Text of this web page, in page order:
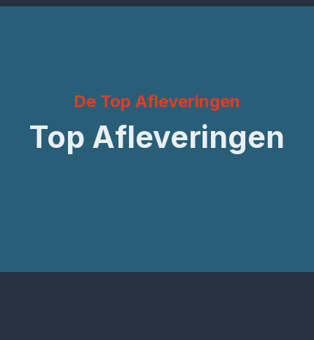
De Top Afleveringen
Top Afleveringen